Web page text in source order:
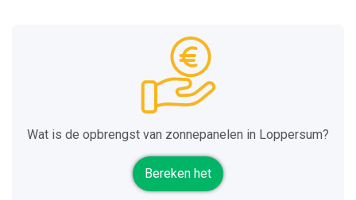
Wat is de opbrengst van zonnepanelen in Loppersum?
Bereken het